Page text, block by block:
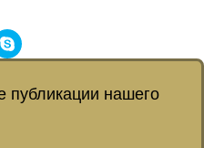
публикации нашего